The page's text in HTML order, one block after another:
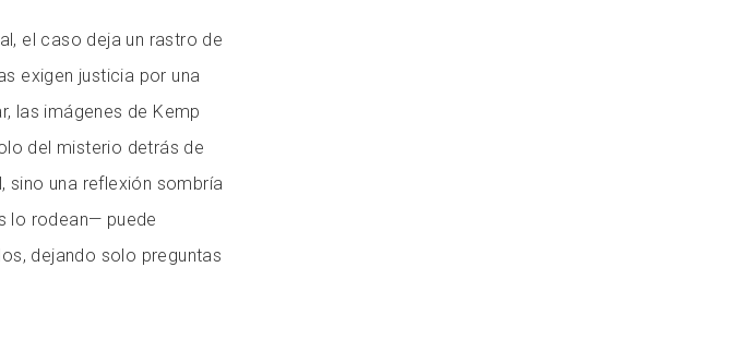
el caso deja un rastro de
exigen justicia por una
las imágenes de Kemp
del misterio detrás de
sino una reflexión sombría
lo rodean— puede
dejando solo preguntas